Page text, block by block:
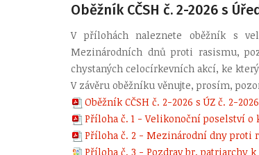
Oběžník CČSH č. 2-2026 s
V přílohách naleznete oběžník s
Mezinárodních dnů proti rasismu,
chystaných celocírkevních akcí, ke
V závěru oběžníku věnujte, prosím,
Oběžník CČSH č. 2-2026 s ÚZ č. 2-2026
Příloha č. 1 - Velikonoční poselství o
Příloha č. 2 - Mezinárodní dny proti
Příloha č. 3 - Pozdrav br. patriarchy